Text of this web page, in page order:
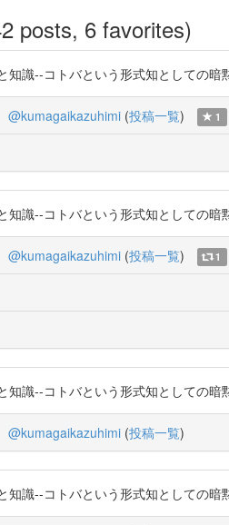
posts, 6 favorites)
知識--コトバという形式知としての
@kumagaikazuhimi (投稿一覧) 1
知識--コトバという形式知としての
@kumagaikazuhimi (投稿一覧) 1
知識--コトバという形式知としての
@kumagaikazuhimi (投稿一覧)
知識--コトバという形式知としての